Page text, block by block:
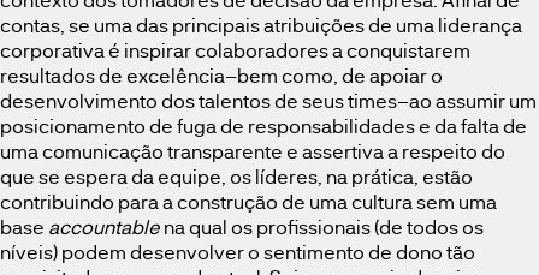
contas, se uma das principais atribuições de uma liderança
corporativa é inspirar colaboradores a conquistarem
resultados de excelência–bem como, de apoiar o
desenvolvimento dos talentos de seus times–ao assumir um
posicionamento de fuga de responsabilidades e da falta de
uma comunicação transparente e assertiva a respeito do
que se espera da equipe, os líderes, na prática, estão
contribuindo para a construção de uma cultura sem uma
base accountablena qual os profissionais (de todos os
níveis) podem desenvolver o sentimento de dono tão